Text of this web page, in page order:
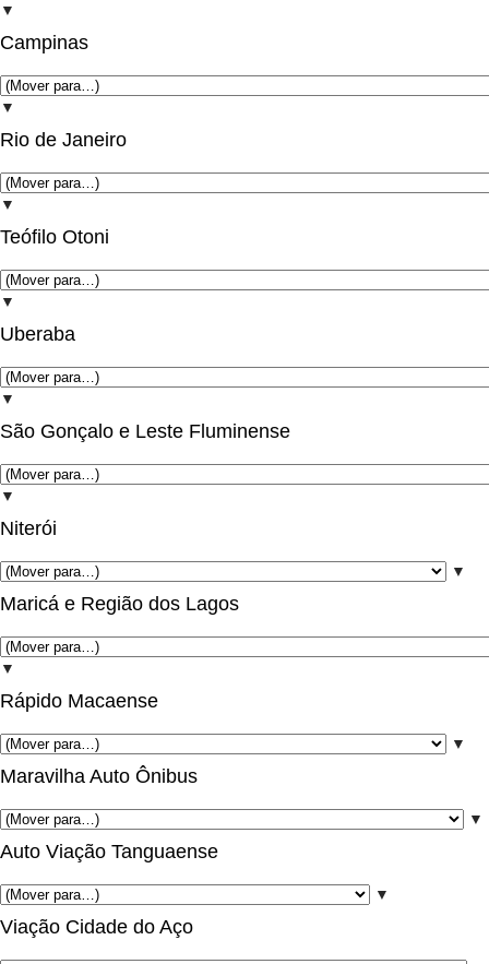
▼
Campinas
▼
Rio de Janeiro
▼
Teófilo Otoni
▼
Uberaba
▼
São Gonçalo e Leste Fluminense
▼
Niterói
▼
Maricá e Região dos Lagos
▼
Rápido Macaense
▼
Maravilha Auto Ônibus
▼
Auto Viação Tanguaense
▼
Viação Cidade do Aço